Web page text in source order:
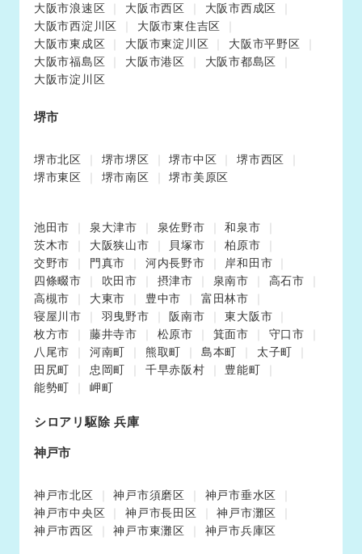
大阪市浪速区
大阪市西区
大阪市西成区
大阪市西淀川区
大阪市東住吉区
大阪市東成区
大阪市東淀川区
大阪市平野区
大阪市福島区
大阪市港区
大阪市都島区
大阪市淀川区
堺市
堺市北区 堺市堺区 堺市中区
堺市西区
堺市東区
堺市南区 堺市美原区
池田市 泉大津市 泉佐野市
和泉市
茨木市
大阪狭山市 貝塚市
柏原市
交野市
門真市 河内長野市
岸和田市
四條畷市
吹田市 摂津市 泉南市
高石市
高槻市
大東市 豊中市
富田林市
寝屋川市
羽曳野市 阪南市
東大阪市
枚方市
藤井寺市 松原市 箕面市
守口市
八尾市
河南町 熊取町 島本町
太子町
田尻町
忠岡町 千早赤阪村
豊能町
能勢町
岬町
シロアリ駆除 兵庫
神戸市
神戸市北区 神戸市須磨区
神戸市垂水区
神戸市中央区
神戸市長田区
神戸市灘区
神戸市西区
神戸市東灘区 神戸市兵庫区